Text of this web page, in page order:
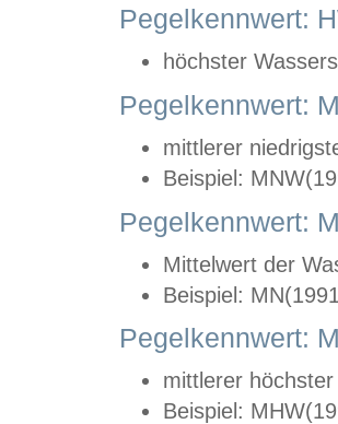
Pegelkennwert:
höchster
Pegelkennwert:
mittlerer
Beispiel:
Pegelkennwert:
Mittelwert der
Beispiel:
Pegelkennwert:
mittlerer
Beispiel: